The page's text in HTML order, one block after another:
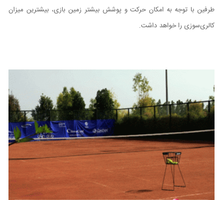
طرفین با توجه به امکان حرکت و پوشش بیشتر زمین بازی، بیشترین میزان
کالری‌سوزی را خواهد داشت.